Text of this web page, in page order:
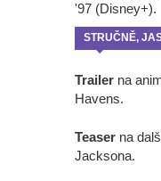
'97 (Disney+).
STRUČNĚ,
Trailer na
Havens.
Teaser na
Jacksona.